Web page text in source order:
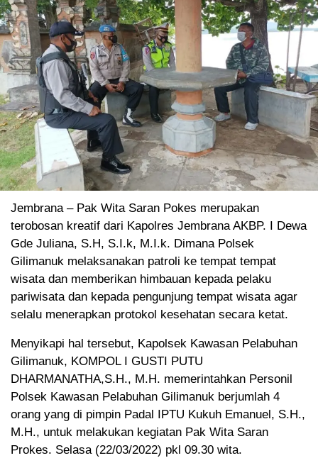
Jembrana – Pak Wita Saran Pokes merupakan
terobosan kreatif dari Kapolres Jembrana AKBP. I Dewa
Gde Juliana, S.H, S.I.k, M.I.k. Dimana Polsek
Gilimanuk melaksanakan patroli ke tempat tempat
wisata dan memberikan himbauan kepada pelaku
pariwisata dan kepada pengunjung tempat wisata agar
selalu menerapkan protokol kesehatan secara ketat.
Menyikapi hal tersebut, Kapolsek Kawasan Pelabuhan
Gilimanuk, KOMPOL I GUSTI PUTU
DHARMANATHA,S.H., M.H. memerintahkan Personil
Polsek Kawasan Pelabuhan Gilimanuk berjumlah 4
orang yang di pimpin Padal IPTU Kukuh Emanuel, S.H.,
M.H., untuk melakukan kegiatan Pak Wita Saran
Prokes. Selasa (22/03/2022) pkl 09.30 wita.